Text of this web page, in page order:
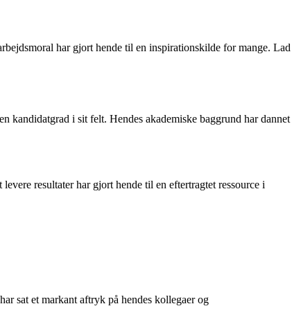
har gjort hende til en inspirationskilde for mange. Lad
kandidatgrad i sit felt. Hendes akademiske baggrund har dannet
resultater har gjort hende til en eftertragtet ressource i
sat et markant aftryk på hendes kollegaer og